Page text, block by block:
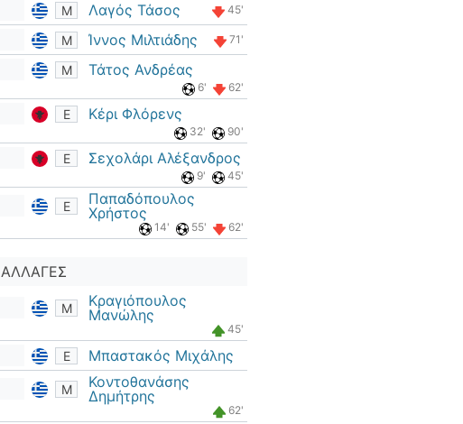
Μ Λαγός Τάσος 45'
Μ Ίννος Μιλτιάδης 71'
Μ Τάτος Ανδρέας
6' 62'
Ε Κέρι Φλόρενς
32' 90'
Ε Σεχολάρι Αλέξανδρος
9' 45'
Ε
Παπαδόπουλος
Χρήστος
14' 55' 62'
ΑΛΛΑΓΈΣ
Μ
Κραγιόπουλος
Μανώλης
45'
Ε Μπαστακός Μιχάλης
Μ
Κοντοθανάσης
Δημήτρης
62'